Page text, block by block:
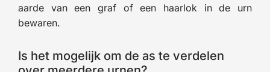
aarde van een graf of een haarlok in de urn
bewaren.
Is het mogelijk om de as te verdelen